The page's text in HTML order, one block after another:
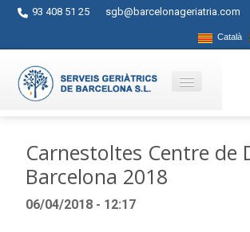
93 408 51 25 sgb@barcelonageriatria.com
Català
Serveis
Activitats
Carnestoltes Centre de
Barcelona 2018
06/04/2018 - 12:17